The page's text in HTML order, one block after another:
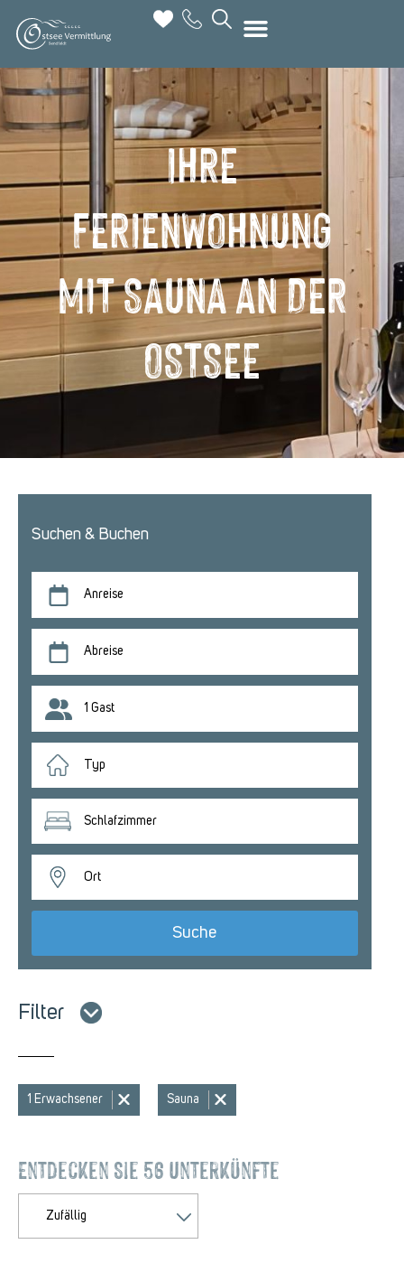
IHRE
FERIENWOHNUNG
MIT SAUNA AN DER
OSTSEE
Suchen & Buchen
Anreise
Abreise
1 Gast
Typ
Schlafzimmer
Ort
Filter
Entdecken Sie 56 Unterkünfte
Zufällig
1 Erwachsener Sauna